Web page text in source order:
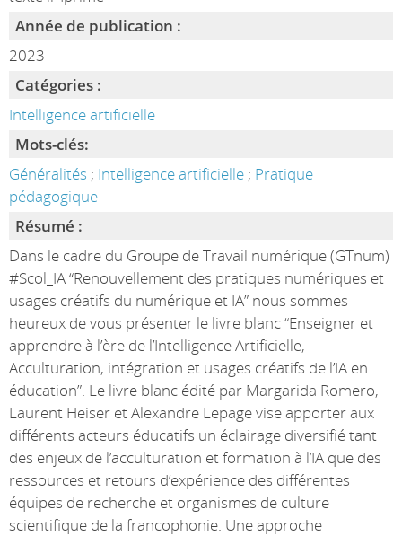
Année de publication :
2023
Catégories :
Intelligence artificielle
Mots-clés:
Généralités ; Intelligence artificielle ; Pratique
pédagogique
Résumé :
Dans le cadre du Groupe de Travail numérique (GTnum)
#Scol_IA “Renouvellement des pratiques numériques et
usages créatifs du numérique et IA” nous sommes
heureux de vous présenter le livre blanc “Enseigner et
apprendre à l’ère de l’Intelligence Artificielle,
Acculturation, intégration et usages créatifs de l’IA en
éducation”. Le livre blanc édité par Margarida Romero,
Laurent Heiser et Alexandre Lepage vise apporter aux
différents acteurs éducatifs un éclairage diversifié tant
des enjeux de l’acculturation et formation à l’IA que des
ressources et retours d’expérience des différentes
équipes de recherche et organismes de culture
scientifique de la francophonie. Une approche